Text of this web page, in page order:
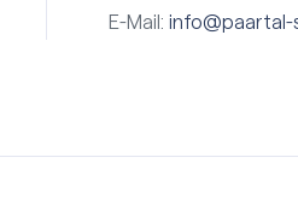
E-Mail: info@paartal-